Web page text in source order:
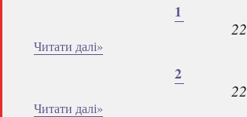
1
Читати далі»
2
Читати далі»